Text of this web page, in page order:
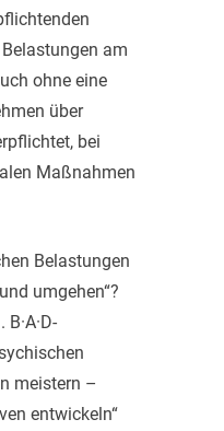
am
ohne eine
über
bei
Maßnahmen
Belastungen
umgehen“?
meistern –
entwickeln“